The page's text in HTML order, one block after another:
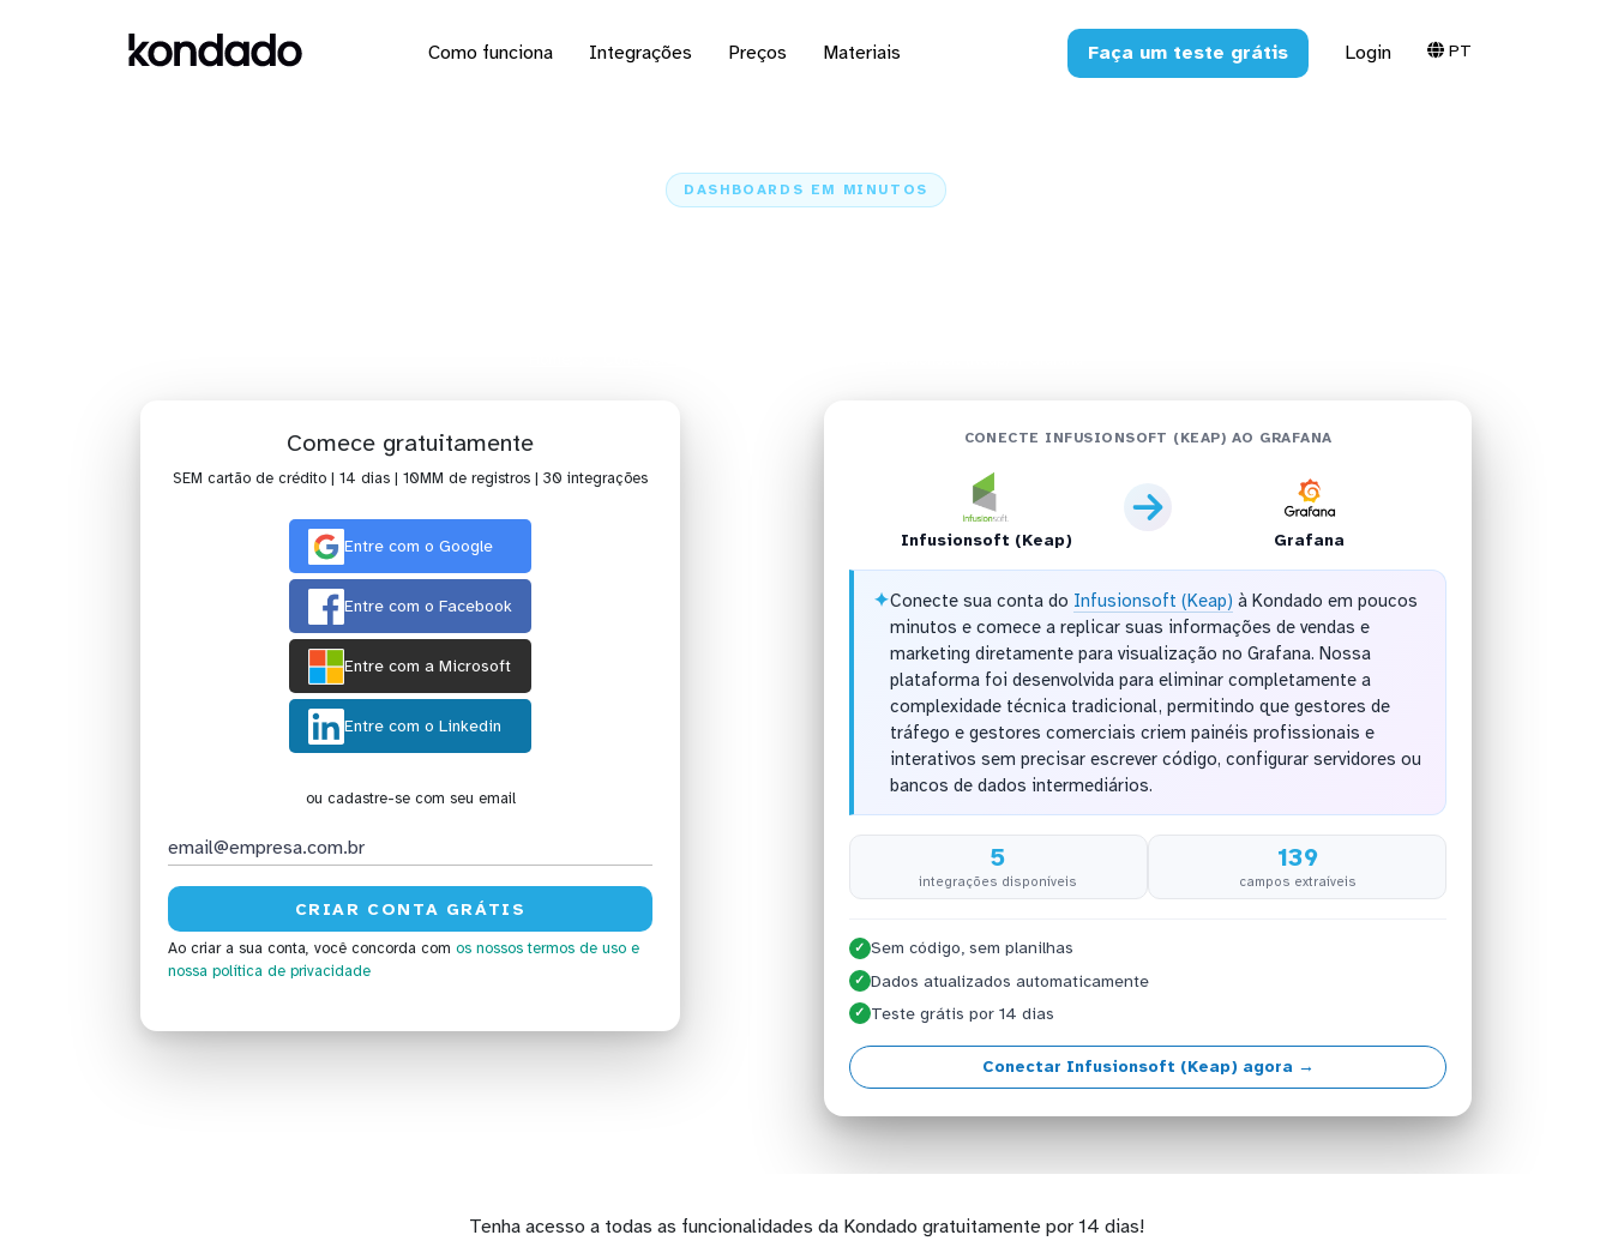
Como funciona Integrações Preços Materiais Faça um teste grátis Login PT
DASHBOARDS EM MINUTOS
Comece gratuitamente
SEM cartão de crédito | 14 dias | 10MM de registros | 30 integrações
Entre com o Google
Entre com o Facebook
Entre com a Microsoft
Entre com o Linkedin
ou cadastre-se com seu email
Ao criar a sua conta, você concorda com os nossos termos de uso e
nossa política de privacidade
CONECTE INFUSIONSOFT (KEAP) AO GRAFANA
Infusionsoft (Keap) Grafana
✦Conecte sua conta do Infusionsoft (Keap) à Kondado em poucos
minutos e comece a replicar suas informações de vendas e
marketing diretamente para visualização no Grafana. Nossa
plataforma foi desenvolvida para eliminar completamente a
complexidade técnica tradicional, permitindo que gestores de
tráfego e gestores comerciais criem painéis profissionais e
interativos sem precisar escrever código, configurar servidores ou
bancos de dados intermediários.
5
integrações disponíveis
139
campos extraíveis
✓ Sem código, sem planilhas
✓ Dados atualizados automaticamente
✓ Teste grátis por 14 dias
Conectar Infusionsoft (Keap) agora →
Tenha acesso a todas as funcionalidades da Kondado gratuitamente por 14 dias!